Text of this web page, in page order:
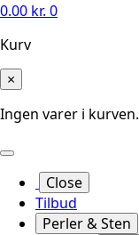
0.00 kr. 0
Kurv
×
Ingen varer i kurven.
Close
Tilbud
Perler & Sten